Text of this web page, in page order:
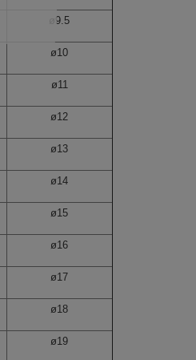
ø9.5
ø10
ø11
ø12
ø13
ø14
ø15
ø16
ø17
ø18
ø19